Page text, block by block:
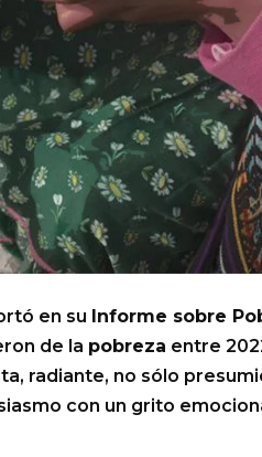
en su Informe sobre
de la pobreza entre
radiante, no sólo
con un grito